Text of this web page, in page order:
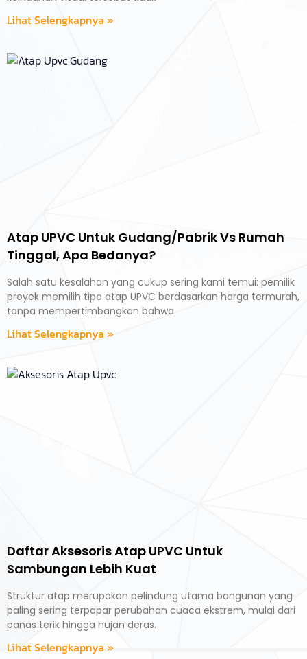
Lihat Selengkapnya »
Atap UPVC Untuk Gudang/Pabrik Vs Rumah
Tinggal, Apa Bedanya?
Salah satu kesalahan yang cukup sering kami temui: pemilik
proyek memilih tipe atap UPVC berdasarkan harga termurah,
tanpa mempertimbangkan bahwa
Lihat Selengkapnya »
Daftar Aksesoris Atap UPVC Untuk
Sambungan Lebih Kuat
Struktur atap merupakan pelindung utama bangunan yang
paling sering terpapar perubahan cuaca ekstrem, mulai dari
panas terik hingga hujan deras.
Lihat Selengkapnya »